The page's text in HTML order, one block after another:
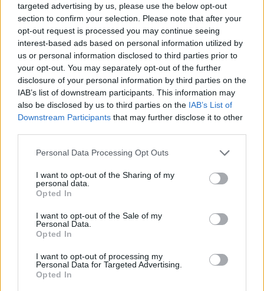
targeted advertising by us, please use the below opt-out
section to confirm your selection. Please note that after your
opt-out request is processed you may continue seeing
interest-based ads based on personal information utilized by
us or personal information disclosed to third parties prior to
your opt-out. You may separately opt-out of the further
disclosure of your personal information by third parties on the
IAB’s list of downstream participants. This information may
also be disclosed by us to third parties on the IAB’s List of
Downstream Participants that may further disclose it to other
Please note that this website/app uses one or more Google
not limited to your visit or usage behaviour. You may click to
grant or deny consent to Google and its third-party tags to
use your data for below specified purposes in below Google
consent section.
Personal Data Processing Opt Outs
I want to opt-out of the Sharing of my
personal data.
Opted In
I want to opt-out of the Sale of my
Personal Data.
Opted In
I want to opt-out of processing my
Personal Data for Targeted Advertising.
Opted In
AUTORE
AiAdhubMedia